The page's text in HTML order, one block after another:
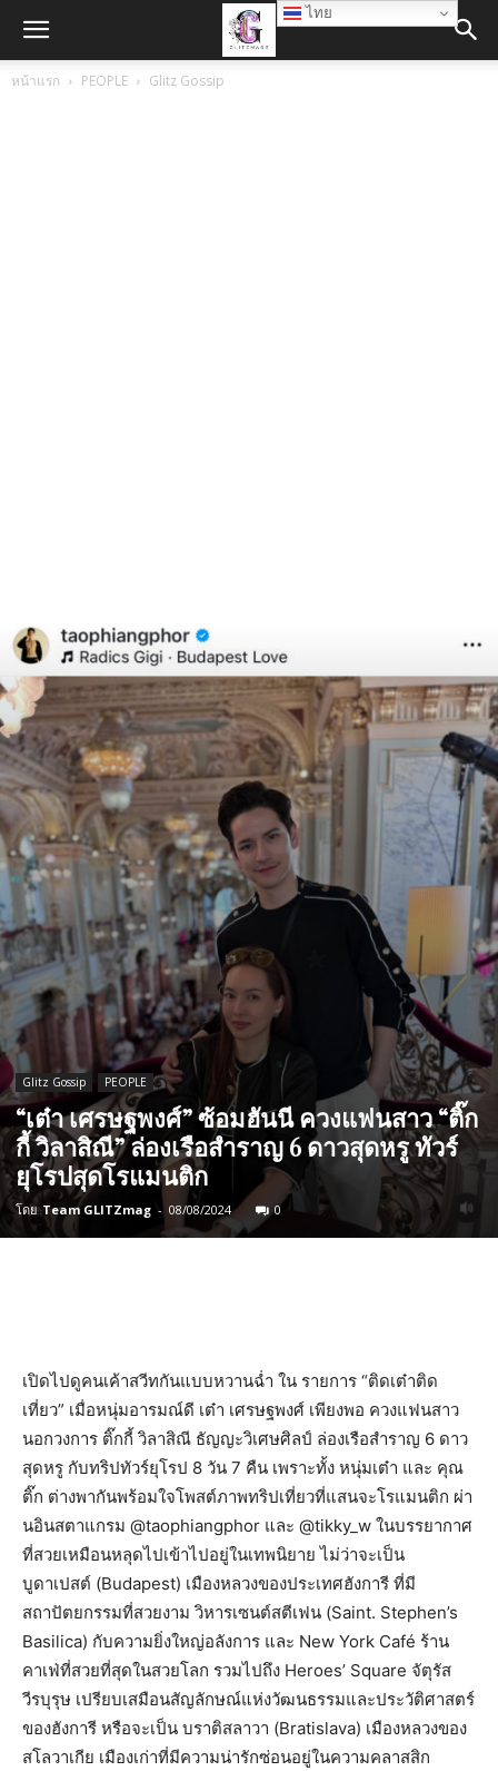
หน้าแรก PEOPLE Glitz Gossip
Glitz Gossip PEOPLE
“เต๋า เศรษฐพงศ์” ซ้อมฮันนี ควงแฟนสาว “ติ๊ก
กี้ วิลาสิณี” ล่องเรือสำราญ 6 ดาวสุดหรู ทัวร์
ยุโรปสุดโรแมนติก
โดย Team GLITZmag - 08/08/2024 0
เปิดไปดูคนเค้าสวีทกันแบบหวานฉ่ำ ใน รายการ “ติดเต๋าติด
เที่ยว” เมื่อหนุ่มอารมณ์ดี เต๋า เศรษฐพงศ์ เพียงพอ ควงแฟนสาว
นอกวงการ ติ๊กกี้ วิลาสิณี ธัญญะวิเศษศิลป์ ล่องเรือสำราญ 6 ดาว
สุดหรู กับทริปทัวร์ยุโรป 8 วัน 7 คืน เพราะทั้ง หนุ่มเต๋า และ คุณ
ติ๊ก ต่างพากันพร้อมใจโพสต์ภาพทริปเที่ยวที่แสนจะโรแมนติก ผ่า
นอินสตาแกรม @taophiangphor และ @tikky_w ในบรรยากาศ
ที่สวยเหมือนหลุดไปเข้าไปอยู่ในเทพนิยาย ไม่ว่าจะเป็น
บูดาเปสต์ (Budapest) เมืองหลวงของประเทศฮังการี ที่มี
สถาปัตยกรรมที่สวยงาม วิหารเซนต์สตีเฟน (Saint. Stephen’s
Basilica) กับความยิ่งใหญ่อลังการ และ New York Café ร้าน
คาเฟ่ที่สวยที่สุดในสวยโลก รวมไปถึง Heroes’ Square จัตุรัส
วีรบุรุษ เปรียบเสมือนสัญลักษณ์แห่งวัฒนธรรมและประวัติศาสตร์
ของฮังการี หรือจะเป็น บราติสลาวา (Bratislava) เมืองหลวงของ
สโลวาเกีย เมืองเก่าที่มีความน่ารักซ่อนอยู่ในความคลาสสิก
ไทย